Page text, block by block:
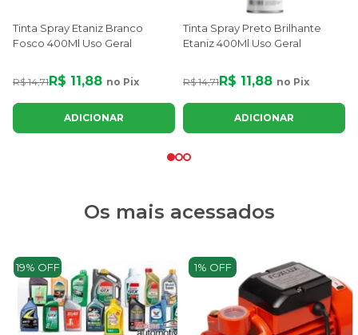
Tinta Spray Etaniz Branco
Fosco 400Ml Uso Geral
R$ 14,71 R$ 11,88 no Pix
ADICIONAR
Tinta Spray Preto Brilhante
Etaniz 400Ml Uso Geral
R$ 14,71 R$ 11,88 no Pix
ADICIONAR
Os mais acessados
19% OFF 1% OFF